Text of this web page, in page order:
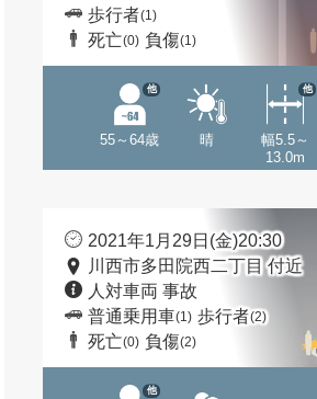
歩行者(1)
死亡(0) 負傷(1)
55～64歳
他
晴
幅5.5～
13.0m
他
2021年1月29日(金)20:30
川西市多田院西二丁目 付近
人対車両 事故
普通乗用車(1) 歩行者(2)
死亡(0) 負傷(2)
他